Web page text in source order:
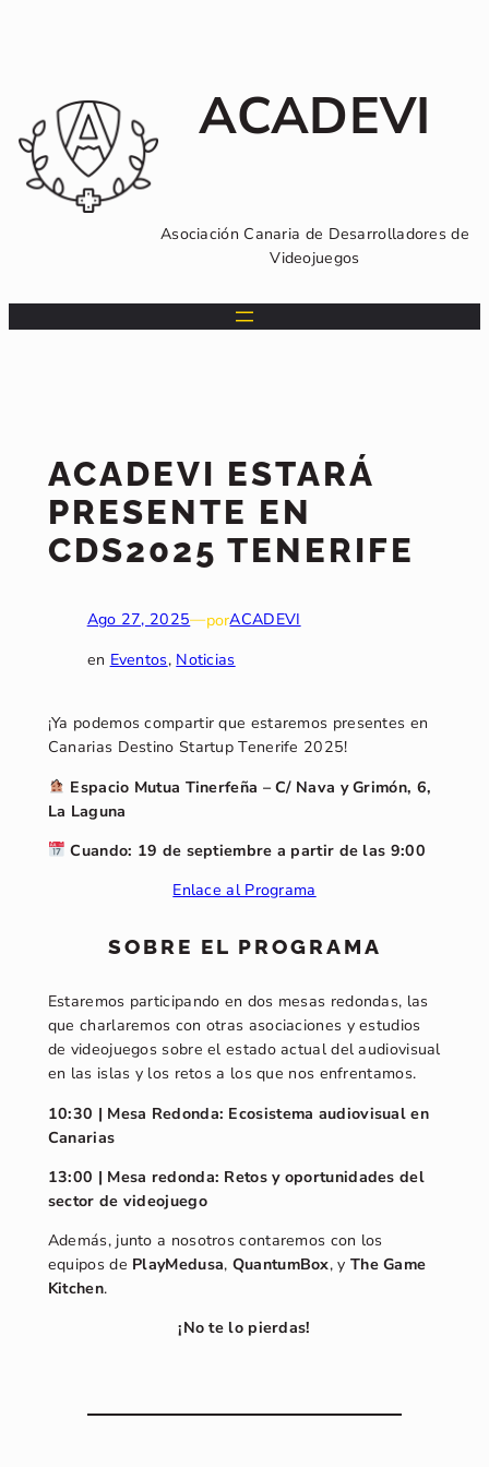
ACADEVI
Asociación Canaria de Desarrolladores de
Videojuegos
ACADEVI ESTARÁ
PRESENTE EN
CDS2025 TENERIFE
Ago 27, 2025—porACADEVI
en Eventos, Noticias
¡Ya podemos compartir que estaremos presentes en
Canarias Destino Startup Tenerife 2025!
Espacio Mutua Tinerfeña – C/ Nava y Grimón, 6,
La Laguna
Cuando: 19 de septiembre a partir de las 9:00
Enlace al Programa
SOBRE EL PROGRAMA
Estaremos participando en dos mesas redondas, las
que charlaremos con otras asociaciones y estudios
de videojuegos sobre el estado actual del audiovisual
en las islas y los retos a los que nos enfrentamos.
10:30 | Mesa Redonda: Ecosistema audiovisual en
Canarias
13:00 | Mesa redonda: Retos y oportunidades del
sector de videojuego
Además, junto a nosotros contaremos con los
equipos de PlayMedusa, QuantumBox, y The Game
Kitchen.
¡No te lo pierdas!